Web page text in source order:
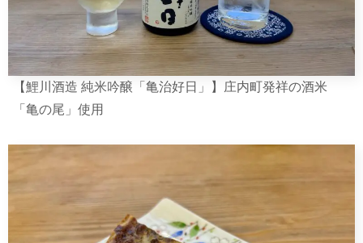
【鯉川酒造 純米吟醸「亀治好日」】庄内町発祥の酒米
「亀の尾」使用